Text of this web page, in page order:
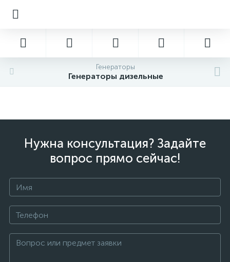
Генераторы
Генераторы дизельные
Нужна консультация? Задайте
вопрос прямо сейчас!